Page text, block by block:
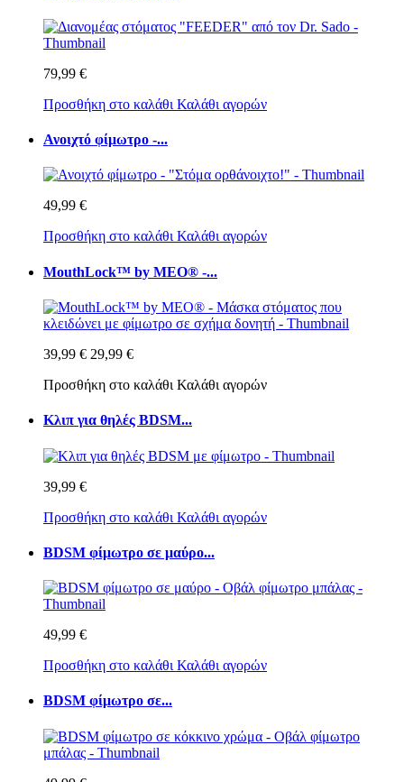
79,99 €
Προσθήκη στο καλάθι Καλάθι αγορών
Ανοιχτό φίμωτρο -...
49,99 €
Προσθήκη στο καλάθι Καλάθι αγορών
MouthLock™ by MEO® -...
39,99 € 29,99 €
Προσθήκη στο καλάθι Καλάθι αγορών
Κλιπ για θηλές BDSM...
39,99 €
Προσθήκη στο καλάθι Καλάθι αγορών
BDSM φίμωτρο σε μαύρο...
49,99 €
Προσθήκη στο καλάθι Καλάθι αγορών
BDSM φίμωτρο σε...